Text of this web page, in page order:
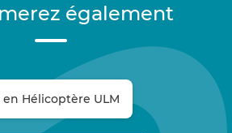
également
en Hélicoptère ULM